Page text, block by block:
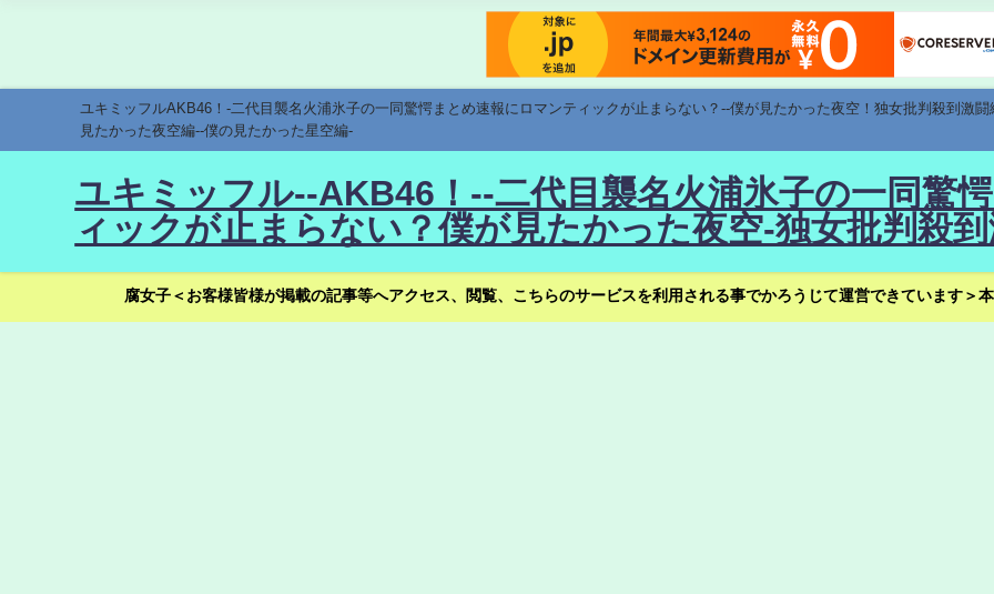
ユキミッフルAKB46！-二代目襲名火浦氷子の一同驚愕まとめ速報にロマンティックが止まらない？--僕が見たかった夜空！独女批判殺到激
見たかった夜空編--僕の見たかった星空編-
ユキミッフル--AKB46！--二代目襲名火浦氷子の一同驚
ィックが止まらない？僕が見たかった夜空-独女批判殺
腐女子＜お客様皆様が掲載の記事等へアクセス、閲覧、こちらのサービスを利用される事でかろうじて運営できています＞